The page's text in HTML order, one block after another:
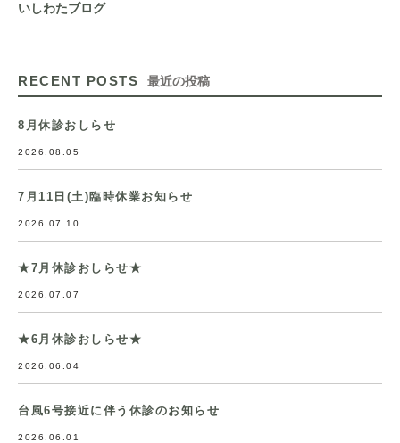
いしわたブログ
RECENT POSTS 最近の投稿
8月休診おしらせ
2026.08.05
7月11日(土)臨時休業お知らせ
2026.07.10
★7月休診おしらせ★
2026.07.07
★6月休診おしらせ★
2026.06.04
台風6号接近に伴う休診のお知らせ
2026.06.01